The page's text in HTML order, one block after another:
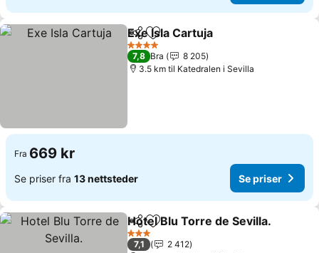
Del Legg til i favoritter
Exe Isla Cartuja
4 Stjerner
7,8 Bra
8 205
3.5 km til Katedralen i Sevilla
Fra 669 kr
Se priser fra 13 nettsteder Se priser
Del Legg til i favoritter
Hotel Blu Torre de Sevilla.
3 Stjerner
7,1
2 412